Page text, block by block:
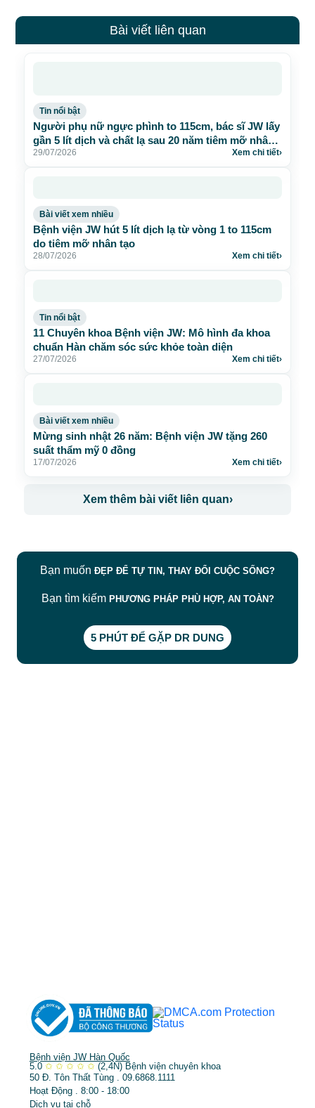
Bài viết liên quan
Tin nổi bật
Người phụ nữ ngực phình to 115cm, bác sĩ JW lấy
gần 5 lít dịch và chất lạ sau 20 năm tiêm mỡ nhân
tạo
29/07/2026 Xem chi tiết›
Bài viết xem nhiều
Bệnh viện JW hút 5 lít dịch lạ từ vòng 1 to 115cm
do tiêm mỡ nhân tạo
28/07/2026 Xem chi tiết›
Tin nổi bật
11 Chuyên khoa Bệnh viện JW: Mô hình đa khoa
chuẩn Hàn chăm sóc sức khỏe toàn diện
27/07/2026 Xem chi tiết›
Bài viết xem nhiều
Mừng sinh nhật 26 năm: Bệnh viện JW tặng 260
suất thẩm mỹ 0 đồng
17/07/2026 Xem chi tiết›
Xem thêm bài viết liên quan›
Bạn muốn ĐẸP ĐỂ TỰ TIN, THAY ĐỔI CUỘC SỐNG?
Bạn tìm kiếm PHƯƠNG PHÁP PHÙ HỢP, AN TOÀN?
5 PHÚT ĐỂ GẶP DR DUNG
Bệnh viện JW Hàn Quốc
5.0 ✩ ✩ ✩ ✩ ✩ (2,4N) Bệnh viện chuyên khoa
50 Đ. Tôn Thất Tùng . 09.6868.1111
Hoạt Động . 8:00 - 18:00
Dịch vụ tại chỗ